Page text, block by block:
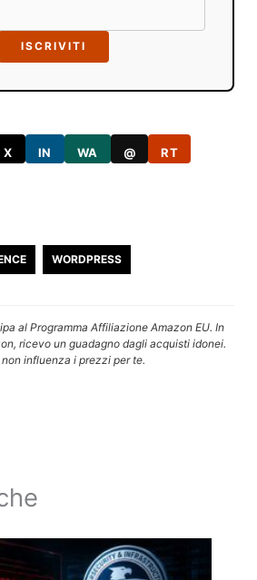
ISCRIVITI
X IN WA @ RT
WORDPRESS
al Programma Affiliazione Amazon EU. In
ricevo un guadagno dagli acquisti idonei.
influenza i prezzi per te.